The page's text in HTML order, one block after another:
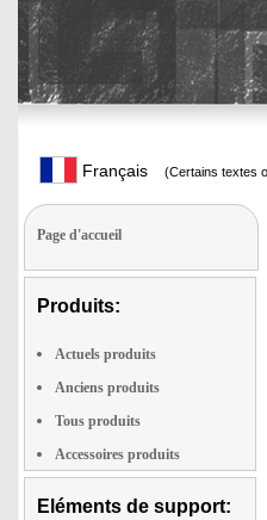
Français (Certains textes
Page d'accueil
Produits:
Actuels produits
Anciens produits
Tous produits
Accessoires produits
Eléments de support: